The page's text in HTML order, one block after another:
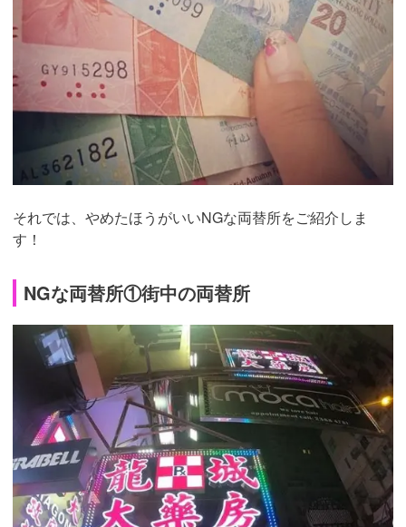
それでは、やめたほうがいいNGな両替所をご紹介しま
す！
NGな両替所①街中の両替所